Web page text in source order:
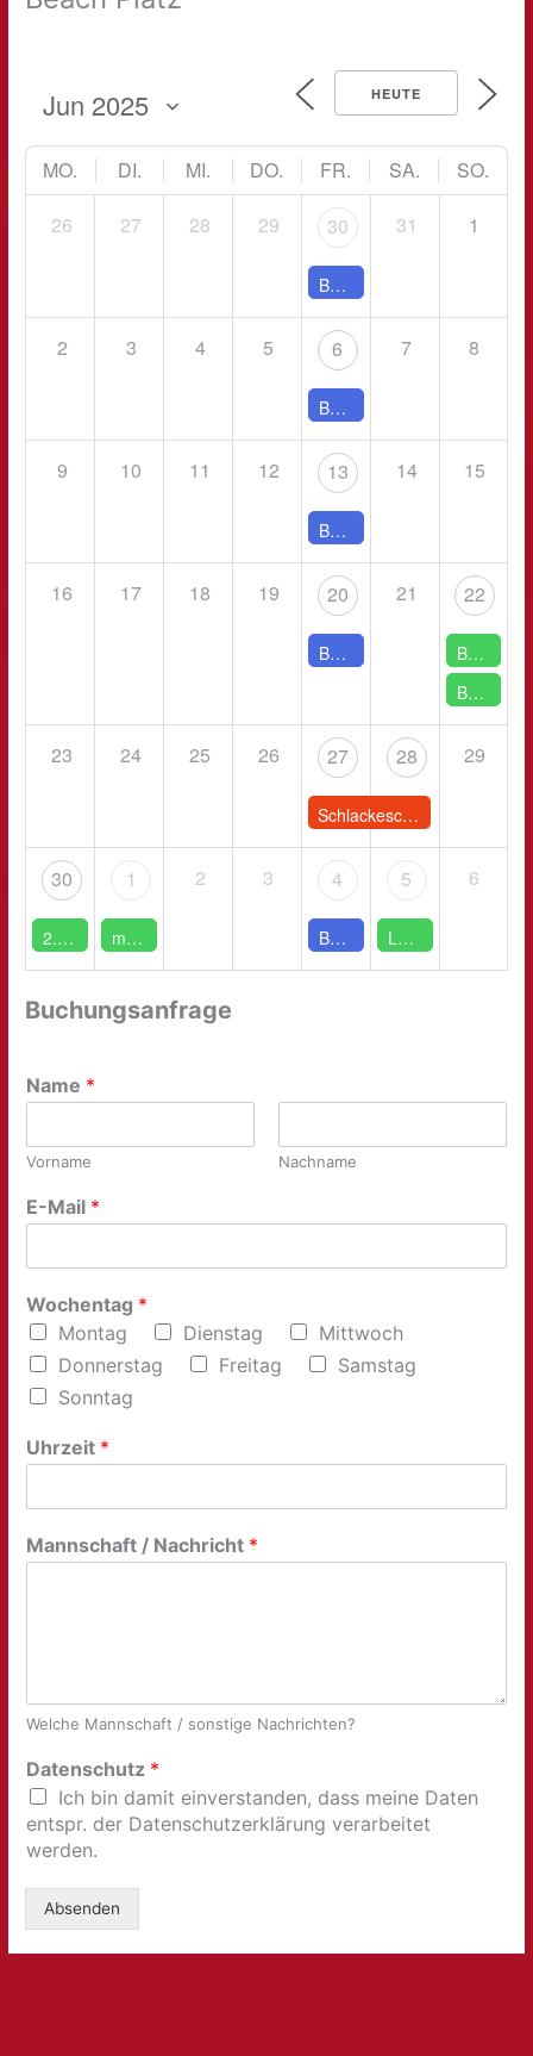
HEUTE
MO. DI. MI. DO. FR. SA.
SO.
26
27 28 29 30
Bogensport - 16:00 - 18:00
31 1
2 3 4 5 6
Bogensport - 16:00 - 18:00
7 8
9 10 11 12 13
Bogensport - 16:00 - 18:00
14 15
16 17 18 19 20
Bogensport - 16:00 - 18:00
21 22
Beach Oldies - 11:00 - 14:00
Beach Oldies - 17:00 - 19:00
23 24 25 26 27
Schlackeschlacht - Ganztägig
28 29
30
2. Herren - 19:00 - 20:00
1
mC - 17:00 - 18:30
2 3 4
Bogensport - 16:00 - 18:00
5
Lakemper Geburtstag - 14:00 - 18:00
6
Buchungsanfrage
Name *
Vorname Nachname
E-Mail *
Wochentag *
Montag
Dienstag
Mittwoch
Donnerstag
Freitag
Samstag
Sonntag
Uhrzeit *
Mannschaft / Nachricht *
Welche Mannschaft / sonstige Nachrichten?
Datenschutz *
Ich bin damit einverstanden, dass meine Daten
entspr. der Datenschutzerklärung verarbeitet
werden.
Absenden